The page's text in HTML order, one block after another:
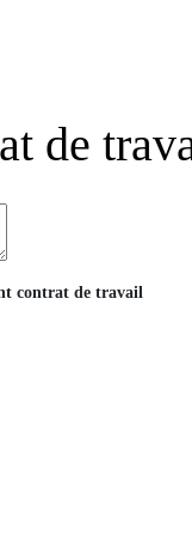
de
contrat de travail